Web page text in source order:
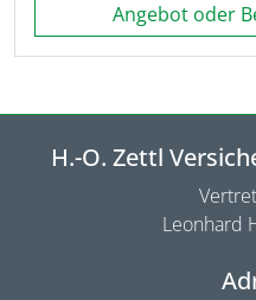
Angebot oder
H.-O. Zettl
Leonhard